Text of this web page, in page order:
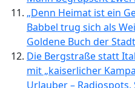
„Denn Heimat ist ein
Babbel trug sich als
Goldene Buch der
Die Bergstraße statt
mit „kaiserlicher
Urlauber –